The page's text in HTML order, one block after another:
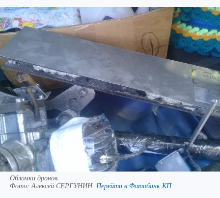
Обломки дронов.
Фото:Алексей СЕРГУНИН. Перейти в Фотобанк КП